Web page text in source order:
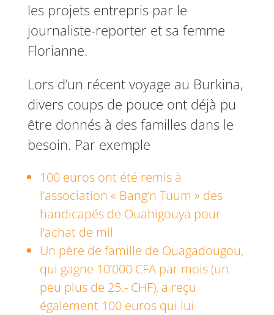
les projets entrepris par le
journaliste-reporter et sa femme
Florianne.
Lors d’un récent voyage au Burkina,
divers coups de pouce ont déjà pu
être donnés à des familles dans le
besoin. Par exemple
100 euros ont été remis à
l’association « Bang’n Tuum » des
handicapés de Ouahigouya pour
l’achat de mil
Un père de famille de Ouagadougou,
qui gagne 10’000 CFA par mois (un
peu plus de 25.- CHF), a reçu
également 100 euros qui lui